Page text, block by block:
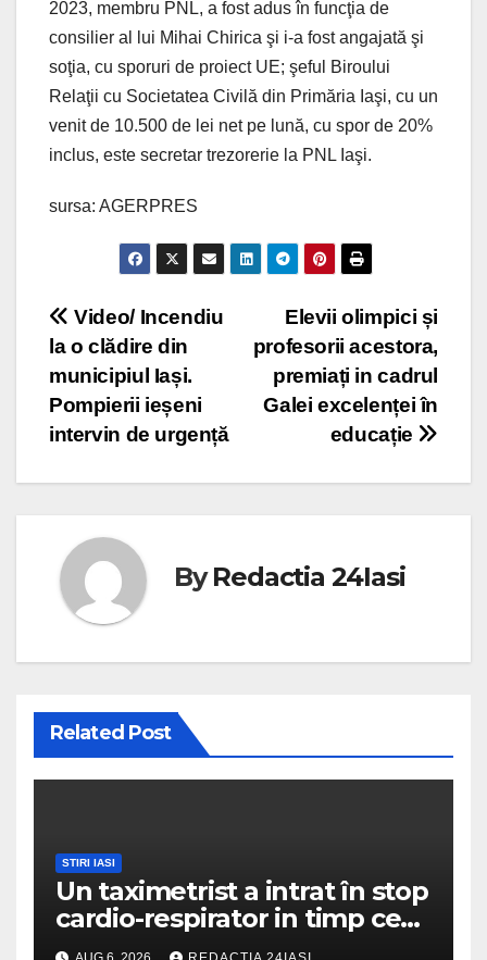
2023, membru PNL, a fost adus în funcţia de
consilier al lui Mihai Chirica şi i-a fost angajată şi
soţia, cu sporuri de proiect UE; şeful Biroului
Relaţii cu Societatea Civilă din Primăria Iaşi, cu un
venit de 10.500 de lei net pe lună, cu spor de 20%
inclus, este secretar trezorerie la PNL Iaşi.
sursa: AGERPRES
Post
navigation
Elevii olimpici și
profesorii acestora,
premiați in cadrul
Galei excelenței în
educație
Video/ Incendiu
la o clădire din
municipiul Iași.
Pompierii ieșeni
intervin de urgență
ByRedactia 24Iasi
Related Post
STIRI IASI
Un taximetrist a intrat în stop
cardio-respirator in timp ce
se afla la volan